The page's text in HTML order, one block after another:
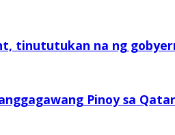
tinututukan na ng
Pinoy sa